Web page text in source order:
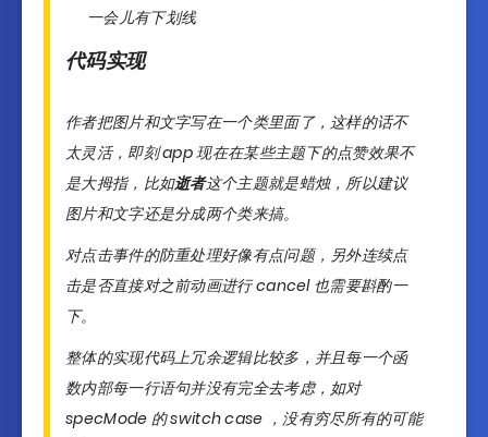
一会儿有下划线
代码实现
作者把图片和文字写在一个类里面了，这样的话不
太灵活，即刻 app 现在在某些主题下的点赞效果不
是大拇指，比如逝者这个主题就是蜡烛，所以建议
图片和文字还是分成两个类来搞。
对点击事件的防重处理好像有点问题，另外连续点
击是否直接对之前动画进行 cancel 也需要斟酌一
下。
整体的实现代码上冗余逻辑比较多，并且每一个函
数内部每一行语句并没有完全去考虑，如对
specMode 的 switch case ，没有穷尽所有的可能